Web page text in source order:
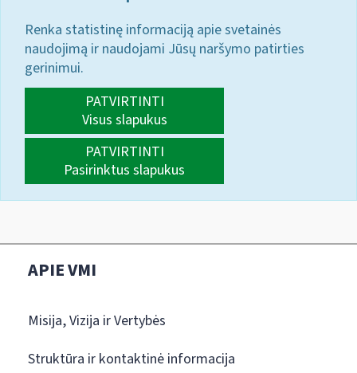
Renka statistinę informaciją apie svetainės
naudojimą ir naudojami Jūsų naršymo patirties
gerinimui.
PATVIRTINTI
Visus slapukus
PATVIRTINTI
Pasirinktus slapukus
APIE VMI
Misija, Vizija ir Vertybės
Struktūra ir kontaktinė informacija